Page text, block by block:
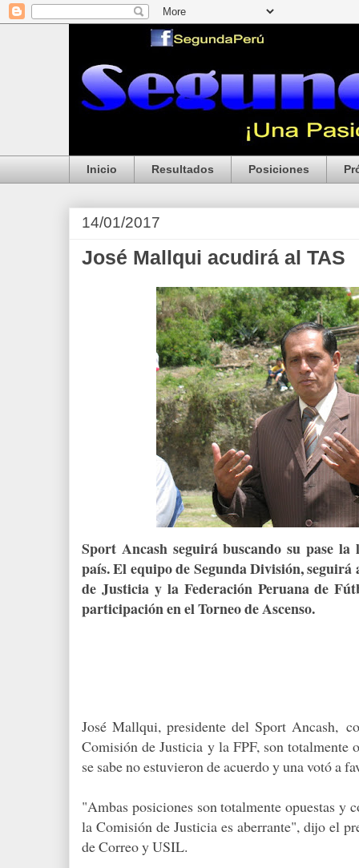
Inicio Resultados Posiciones
14/01/2017
José Mallqui acudirá al TAS
Sport Ancash seguirá buscando su pase
país. El equipo de Segunda División,
de Justicia y la Federación Peruana de
participación en el Torneo de Ascenso.
José Mallqui, presidente del Sport Ancash,
Comisión de Justicia y la FPF, son totalmente
se sabe no estuvieron de acuerdo y una votó a
"Ambas posiciones son totalmente opuestas y
la Comisión de Justicia es aberrante", dijo el
de Correo y USIL.